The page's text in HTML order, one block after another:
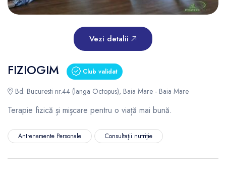
Vezi detalii
FIZIOGIM Club validat
Bd. Bucuresti nr.44 (langa Octopus), Baia Mare - Baia Mare
Terapie fizică și mișcare pentru o viață mai bună.
Antrenamente Personale Consultații nutriție